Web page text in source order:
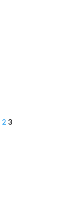
2 3